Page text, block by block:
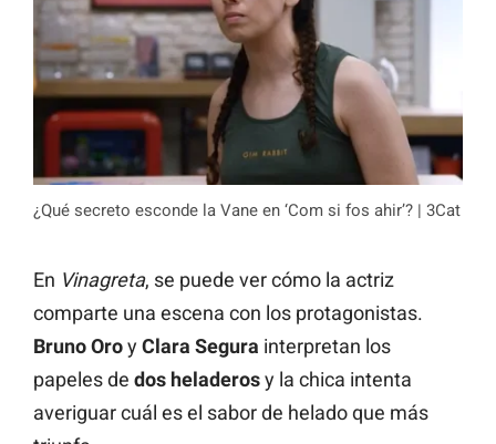
¿Qué secreto esconde la Vane en ‘Com si fos ahir’? | 3Cat
En Vinagreta, se puede ver cómo la actriz
comparte una escena con los protagonistas.
Bruno Oroy Clara Segura interpretan los
papeles de dos heladerosy la chica intenta
averiguar cuál es el sabor de helado que más